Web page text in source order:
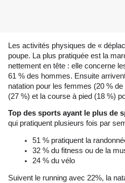
Les activités physiques de «
poupe. La plus pratiquée est la
nettement en tête : elle concerne
61 % des hommes. Ensuite
natation pour les femmes (20 %
(27 %) et la course à pied (18 %)
Top des sports ayant le plus de
qui pratiquent plusieurs fois par
51 % pratiquent la
32 % du fitness ou de la
24 % du vélo
Suivent le running avec 22%, la